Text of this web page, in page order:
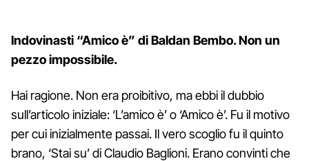
Indovinasti “Amico è” di Baldan Bembo. Non un
pezzo impossibile.
Hai ragione. Non era proibitivo, ma ebbi il dubbio
sull’articolo iniziale: ‘L’amico è’ o ‘Amico è’. Fu il motivo
per cui inizialmente passai. Il vero scoglio fu il quinto
brano, ‘Stai su’ di Claudio Baglioni. Erano convinti che